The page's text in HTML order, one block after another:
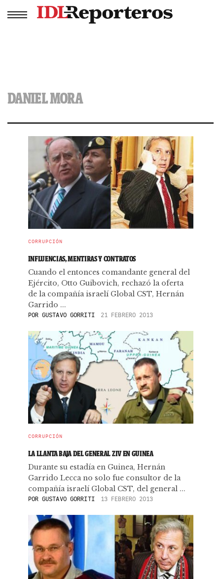
DANIEL MORA
CORRUPCIÓN
INFLUENCIAS, MENTIRAS Y CONTRATOS
Cuando el entonces comandante general del
Ejército, Otto Guibovich, rechazó la oferta
de la compañía israelí Global CST, Hernán
Garrido ...
POR GUSTAVO GORRITI 21 FEBRERO 2013
CORRUPCIÓN
LA LLANTA BAJA DEL GENERAL ZIV EN GUINEA
Durante su estadía en Guinea, Hernán
Garrido Lecca no solo fue consultor de la
compañía israelí Global CST, del general ...
POR GUSTAVO GORRITI 13 FEBRERO 2013